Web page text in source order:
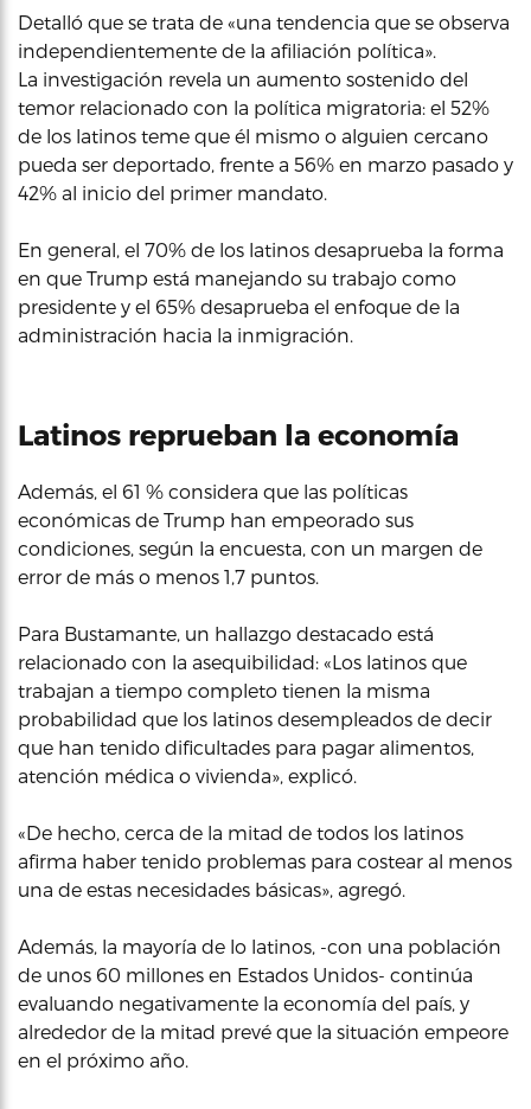
Detalló que se trata de «una tendencia que se observa
independientemente de la afiliación política».
La investigación revela un aumento sostenido del
temor relacionado con la política migratoria: el 52%
de los latinos teme que él mismo o alguien cercano
pueda ser deportado, frente a 56% en marzo pasado y
42% al inicio del primer mandato.
En general, el 70% de los latinos desaprueba la forma
en que Trump está manejando su trabajo como
presidente y el 65% desaprueba el enfoque de la
administración hacia la inmigración.
Latinos reprueban la economía
Además, el 61 % considera que las políticas
económicas de Trump han empeorado sus
condiciones, según la encuesta, con un margen de
error de más o menos 1,7 puntos.
Para Bustamante, un hallazgo destacado está
relacionado con la asequibilidad: «Los latinos que
trabajan a tiempo completo tienen la misma
probabilidad que los latinos desempleados de decir
que han tenido dificultades para pagar alimentos,
atención médica o vivienda», explicó.
«De hecho, cerca de la mitad de todos los latinos
afirma haber tenido problemas para costear al menos
una de estas necesidades básicas», agregó.
Además, la mayoría de lo latinos, -con una población
de unos 60 millones en Estados Unidos- continúa
evaluando negativamente la economía del país, y
alrededor de la mitad prevé que la situación empeore
en el próximo año.